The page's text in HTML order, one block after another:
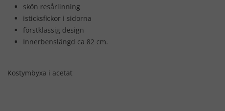
skön resårlinning
isticksfickor i sidorna
förstklassig design
Innerbenslängd ca 82 cm.
Kostymbyxa i acetat